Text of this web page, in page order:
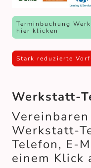
Terminbuchung
hier klicken
Stark reduzierte
Werkstatt-
Werkstatt-
Telefon, E-
einem Klick